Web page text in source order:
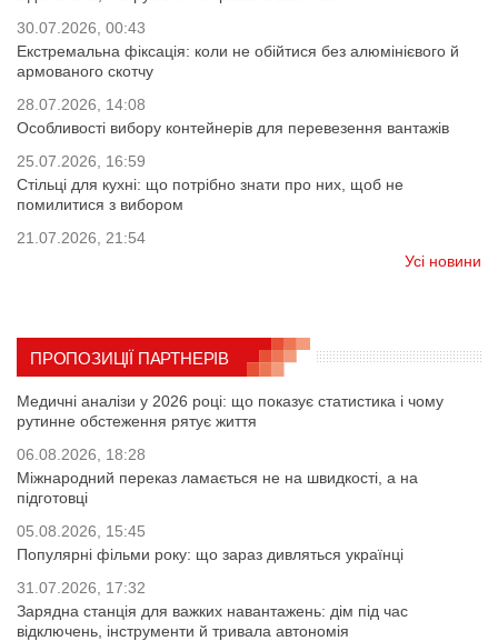
30.07.2026, 00:43
Екстремальна фіксація: коли не обійтися без алюмінієвого й
армованого скотчу
28.07.2026, 14:08
Особливості вибору контейнерів для перевезення вантажів
25.07.2026, 16:59
Стільці для кухні: що потрібно знати про них, щоб не
помилитися з вибором
21.07.2026, 21:54
Усі новини
ПРОПОЗИЦІЇ ПАРТНЕРІВ
Медичні аналізи у 2026 році: що показує статистика і чому
рутинне обстеження рятує життя
06.08.2026, 18:28
Міжнародний переказ ламається не на швидкості, а на
підготовці
05.08.2026, 15:45
Популярні фільми року: що зараз дивляться українці
31.07.2026, 17:32
Зарядна станція для важких навантажень: дім під час
відключень, інструменти й тривала автономія